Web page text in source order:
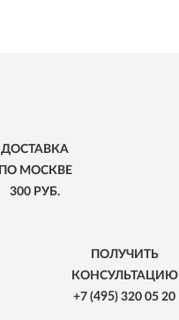
ДОСТАВКА
ПО МОСКВЕ
300 РУБ.
ПОЛУЧИТЬ
КОНСУЛЬТАЦИЮ
+7 (495) 320 05 20